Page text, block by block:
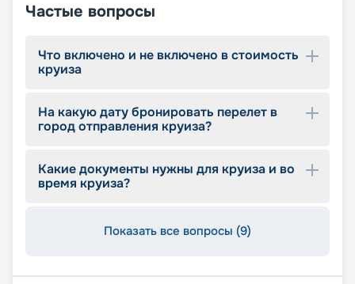
Частые вопросы
Что включено и не включено в стоимость
круиза
На какую дату бронировать перелет в
город отправления круиза?
Какие документы нужны для круиза и во
время круиза?
Показать все вопросы (9)